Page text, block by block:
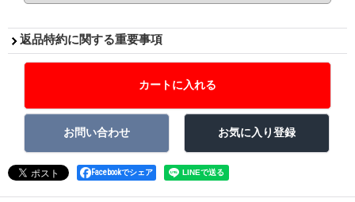
返品特約に関する重要事項
Facebookでシェア